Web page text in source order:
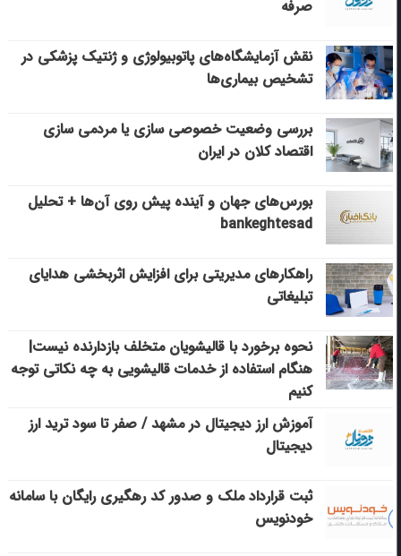
صرفه
نقش آزمایشگاه‌های پاتوبیولوژی و ژنتیک پزشکی در
تشخیص بیماری‌ها
بررسی وضعیت خصوصی سازی یا مردمی سازی
اقتصاد کلان در ایران
بورس‌های جهان و آینده پیش روی آن‌ها + تحلیل
bankeghtesad
راهکارهای مدیریتی برای افزایش اثربخشی هدایای
تبلیغاتی
نحوه برخورد با قالیشویان متخلف بازدارنده نیست|
هنگام استفاده از خدمات قالیشویی به چه نکاتی توجه
کنیم
آموزش ارز دیجیتال در مشهد / صفر تا سود ترید ارز
دیجیتال
ثبت قرارداد ملک و صدور کد رهگیری رایگان با سامانه
خودنویس